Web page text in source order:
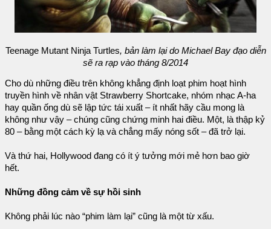
Teenage Mutant Ninja Turtles, bản làm lại do Michael Bay đạo diễn
sẽ ra rạp vào tháng 8/2014
Cho dù những điều trên không khẳng định loạt phim hoạt hình
truyền hình về nhân vật Strawberry Shortcake, nhóm nhạc A-ha
hay quần ống dù sẽ lập tức tái xuất – ít nhất hãy cầu mong là
không như vậy – chúng cũng chứng minh hai điều. Một, là thập kỷ
80 – bằng một cách kỳ lạ và chẳng mấy nóng sốt – đã trở lại.
Và thứ hai, Hollywood đang có ít ý tưởng mới mẻ hơn bao giờ
hết.
Những đồng cảm về sự hồi sinh
Không phải lúc nào “phim làm lại” cũng là một từ xấu.